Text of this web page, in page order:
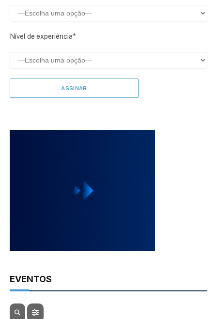
Nível de experiência*
EVENTOS